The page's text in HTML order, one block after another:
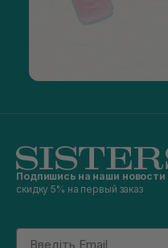
Подпишись на наши новости
скидку 5% на первый заказ
Email